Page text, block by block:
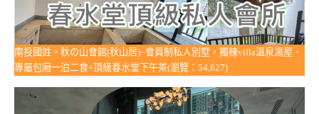
南投國姓。秋の山會館(秋山居)~會員制私人別墅，獨棟villa溫泉湯屋、
專屬包廂一泊二食+頂級春水堂下午茶(瀏覽：54,827)